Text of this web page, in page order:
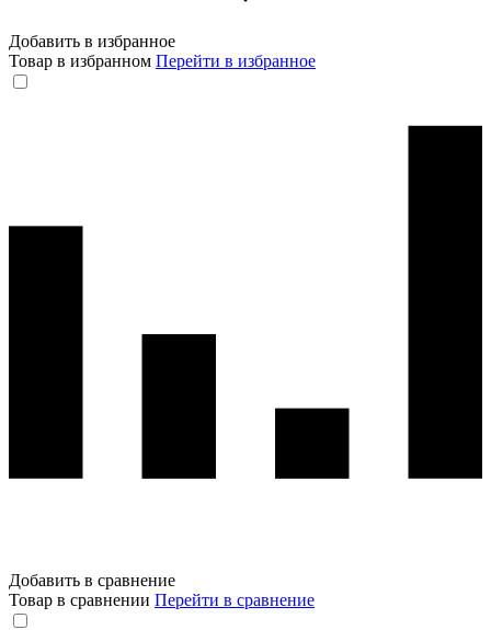
Добавить в избранное
Товар в избранном Перейти в избранное
Добавить в сравнение
Товар в сравнении Перейти в сравнение